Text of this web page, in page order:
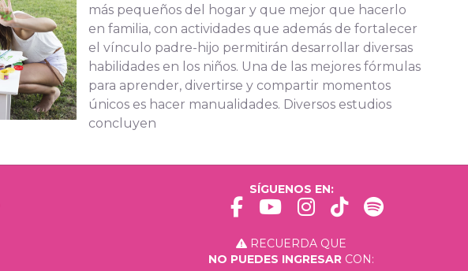
más pequeños del hogar y que mejor que hacerlo
en familia, con actividades que además de fortalecer
el vínculo padre-hijo permitirán desarrollar diversas
habilidades en los niños. Una de las mejores fórmulas
para aprender, divertirse y compartir momentos
únicos es hacer manualidades. Diversos estudios
concluyen
SÍGUENOS EN:
RECUERDA QUE
NO PUEDES INGRESAR CON: